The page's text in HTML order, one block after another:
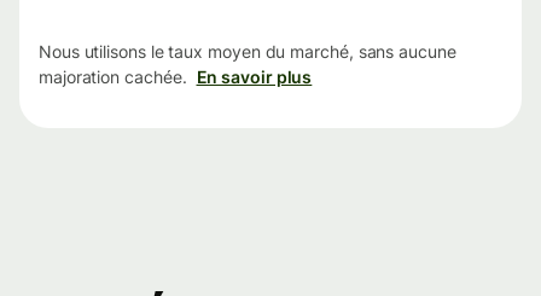
Nous utilisons le taux moyen du marché, sans aucune
majoration cachée. En savoir plus